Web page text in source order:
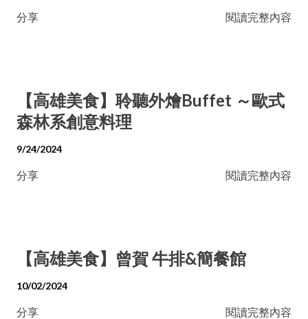
分享 閱讀完整內容
【高雄美食】聆聽外燴Buffet ～歐式
森林系創意料理
9/24/2024
分享 閱讀完整內容
【高雄美食】曾賀 牛排&簡餐館
10/02/2024
分享 閱讀完整內容